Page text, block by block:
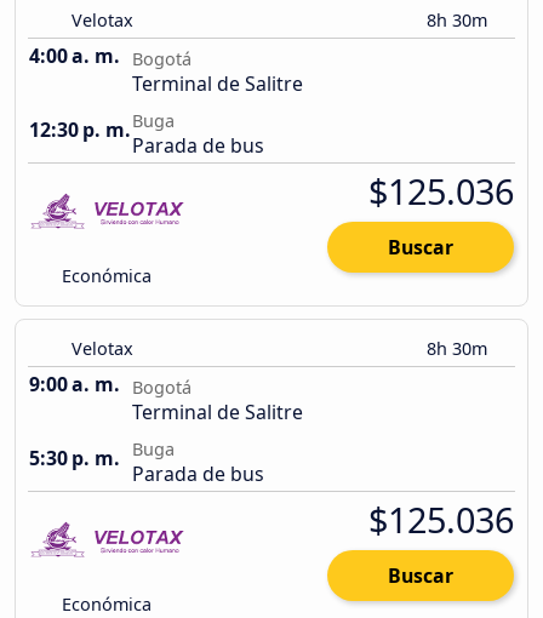
Velotax 8h 30m
4:00 a. m. Bogotá
Terminal de Salitre
12:30 p. m.Buga
Parada de bus
Económica
$125.036
Buscar
Velotax 8h 30m
9:00 a. m. Bogotá
Terminal de Salitre
5:30 p. m.
Buga
Parada de bus
Económica
$125.036
Buscar